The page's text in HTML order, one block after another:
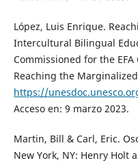
López, Luis Enrique.
Intercultural Bilingual
Commissioned for the
Reaching the
https://
Acceso en: 9 marzo 2023.
Martin, Bill & Carl, Eric.
New York, NY: Henry Holt